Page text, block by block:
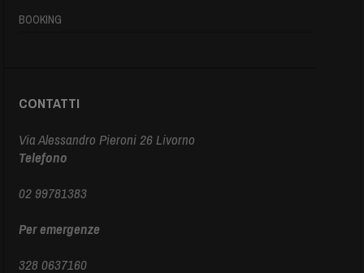
BOOKING
CONTATTI
Via Alessandro Pieroni 26 Livorno
Telefono
02 99781383
Per emergenze
328 0637160